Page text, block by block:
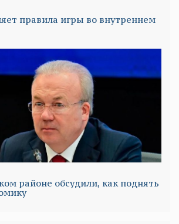
правила игры во внутреннем
районе обсудили, как поднять